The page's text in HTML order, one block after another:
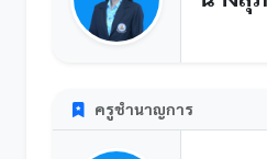
ครูชำนาญการ